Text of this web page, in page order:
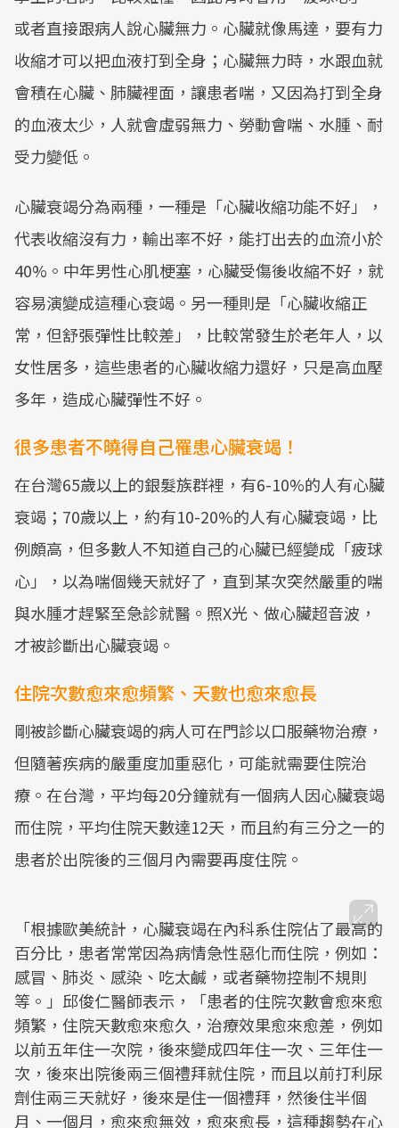
或者直接跟病人說心臟無力。心臟就像馬達，要有力
收縮才可以把血液打到全身；心臟無力時，水跟血就
會積在心臟、肺臟裡面，讓患者喘，又因為打到全身
的血液太少，人就會虛弱無力、勞動會喘、水腫、耐
受力變低。
心臟衰竭分為兩種，一種是「心臟收縮功能不好」，
代表收縮沒有力，輸出率不好，能打出去的血流小於
40%。中年男性心肌梗塞，心臟受傷後收縮不好，就
容易演變成這種心衰竭。另一種則是「心臟收縮正
常，但舒張彈性比較差」，比較常發生於老年人，以
女性居多，這些患者的心臟收縮力還好，只是高血壓
多年，造成心臟彈性不好。
很多患者不曉得自己罹患心臟衰竭！
在台灣65歲以上的銀髮族群裡，有6-10%的人有心臟
衰竭；70歲以上，約有10-20%的人有心臟衰竭，比
例頗高，但多數人不知道自己的心臟已經變成「疲球
心」，以為喘個幾天就好了，直到某次突然嚴重的喘
與水腫才趕緊至急診就醫。照X光、做心臟超音波，
才被診斷出心臟衰竭。
住院次數愈來愈頻繁、天數也愈來愈長
剛被診斷心臟衰竭的病人可在門診以口服藥物治療，
但隨著疾病的嚴重度加重惡化，可能就需要住院治
療。在台灣，平均每20分鐘就有一個病人因心臟衰竭
而住院，平均住院天數達12天，而且約有三分之一的
患者於出院後的三個月內需要再度住院。
「根據歐美統計，心臟衰竭在內科系住院佔了最高的
百分比，患者常常因為病情急性惡化而住院，例如：
感冒、肺炎、感染、吃太鹹，或者藥物控制不規則
等。」邱俊仁醫師表示，「患者的住院次數會愈來愈
頻繁，住院天數愈來愈久，治療效果愈來愈差，例如
以前五年住一次院，後來變成四年住一次、三年住一
次，後來出院後兩三個禮拜就住院，而且以前打利尿
劑住兩三天就好，後來是住一個禮拜，然後住半個
月、一個月，愈來愈無效，愈來愈長，這種趨勢在心